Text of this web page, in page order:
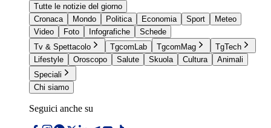
Tutte le notizie del giorno
Cronaca
Mondo Politica Economia Sport
Meteo
Video
Foto Infografiche
Schede
Tv & Spettacolo
TgcomLab TgcomMag
TgTech
Lifestyle
Oroscopo Salute Skuola Cultura
Animali
Speciali
Chi siamo
Seguici anche su